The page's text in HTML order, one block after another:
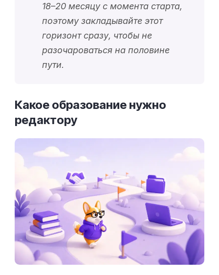
18–20 месяцу с момента старта,
поэтому закладывайте этот
горизонт сразу, чтобы не
разочароваться на половине
пути.
Какое образование нужно
редактору